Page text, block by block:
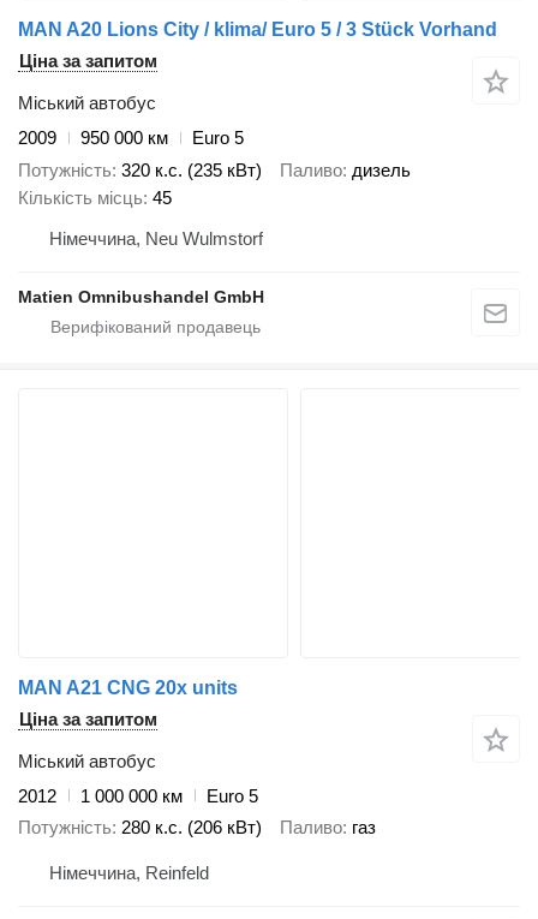
MAN A20 Lions City / klima/ Euro 5 / 3 Stück Vorhand
Ціна за запитом
Міський автобус
2009
950 000 км
Euro 5
Потужність 320 к.с. (235 кВт) Паливо дизель
Кількість місць 45
Німеччина, Neu Wulmstorf
Matien Omnibushandel GmbH
MAN A21 CNG 20x units
Ціна за запитом
Міський автобус
2012
1 000 000 км
Euro 5
Потужність 280 к.с. (206 кВт) Паливо газ
Німеччина, Reinfeld